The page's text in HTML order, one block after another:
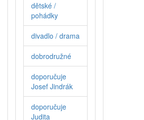
dětské /
pohádky
divadlo / drama
dobrodružné
doporučuje
Josef Jindrák
doporučuje
Judita